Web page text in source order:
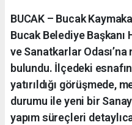
BUCAK – Bucak
Bucak Belediye Başkanı
ve Sanatkarlar
bulundu. İlçedeki
yatırıldığı görüşmede,
durumu ile yeni bir
yapım süreçleri